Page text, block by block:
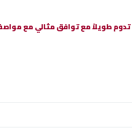
تدوم طويلاً مع توافق مثالي مع